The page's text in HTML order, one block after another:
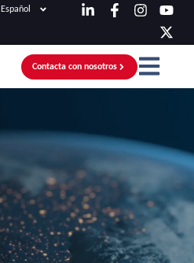
Español
Contacta con nosotros